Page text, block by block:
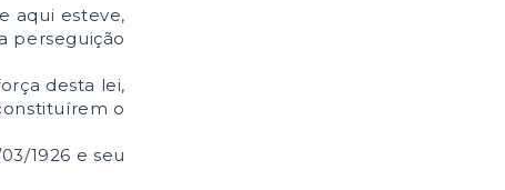
aqui esteve,
perseguição
desta lei,
o
1926 e seu